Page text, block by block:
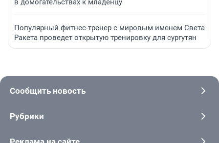
в домогательствах к младенцу
Популярный фитнес-тренер с мировым именем Света
Ракета проведет открытую тренировку для сургутян
Сообщить новость
Рубрики